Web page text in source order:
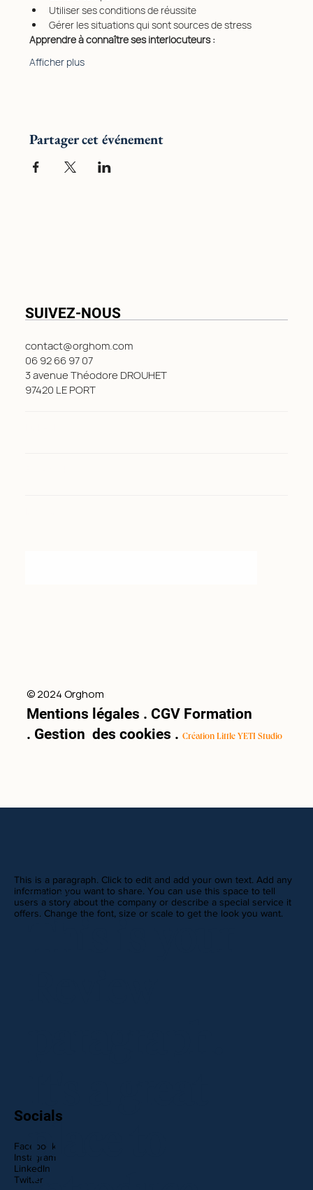
Utiliser ses conditions de réussite
Gérer les situations qui sont sources de stress
Apprendre à connaître ses interlocuteurs :
Afficher plus
Partager cet événement
contact@orghom.com
06 92 66 97 07
3 avenue Théodore DROUHET
97420 LE PORT
© 2024 Orghom
Mentions légales .CGV Formation
. Gestion des cookies .Création Little YETI Studio
SUIVEZ-NOUS
This is a paragraph. Click to edit and add your own text. Add any
information you want to share. You can use this space to tell
users a story about the company or describe a special service it
offers. Change the font, size or scale to get the look you want.
Socials
Facebook
Instagram
LinkedIn
Twitter
REVIEWS
place to